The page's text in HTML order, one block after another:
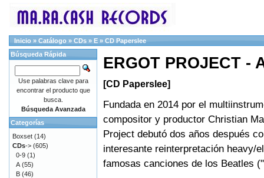
Inicio » Catálogo » CDs » E » CD Paperslee
ERGOT PROJECT -
[CD Paperslee]
Fundada en 2014 por el
compositor y productor Christian
Project debutó dos años después
interesante reinterpretación heavy/
famosas canciones de los Beatles
Búsqueda Rápida
Use palabras clave para
encontrar el producto que
busca.
Búsqueda Avanzada
Categorías
Boxset (14)
CDs-> (605)
0-9 (1)
A (55)
B (46)